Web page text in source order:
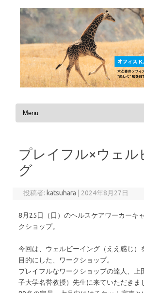
コンテンツへスキップ
プレイフル×ウェル
グ
投稿者: katsuhara 2024年8月27日
8月25日（日）のヘルスケアワーカーキ
クショップ。
今回は、ウェルビーイング（ええ感じ）
目的にした、ワークショップ。
プレイフルなワークショップの達人、上
子大学名誉教授）先生に来ていただきま